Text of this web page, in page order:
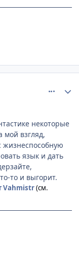
некоторые
мой взгляд,
жизнеспособную
язык и дать
то и выгорит.
Vahmistr(см.